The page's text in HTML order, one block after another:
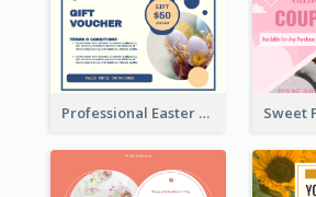
Professional Easter Discount Gift Card Design